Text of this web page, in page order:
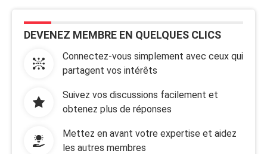
DEVENEZ MEMBRE EN QUELQUES CLICS
Connectez-vous simplement avec ceux qui
partagent vos intérêts
Suivez vos discussions facilement et
obtenez plus de réponses
Mettez en avant votre expertise et aidez
les autres membres